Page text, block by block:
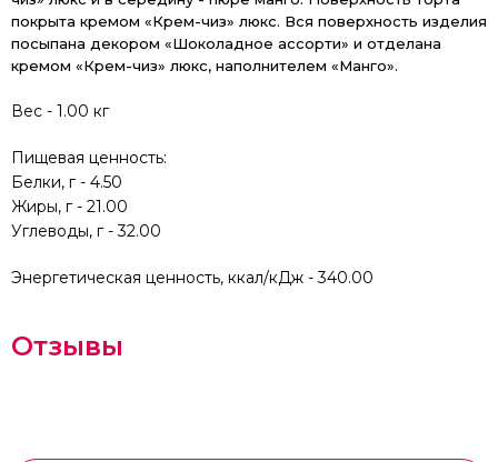
покрыта кремом «Крем-чиз» люкс. Вся поверхность изделия
посыпана декором «Шоколадное ассорти» и отделана
кремом «Крем-чиз» люкс, наполнителем «Манго».
Вес - 1.00 кг
Пищевая ценность:
Белки, г - 4.50
Жиры, г - 21.00
Углеводы, г - 32.00
Энергетическая ценность, ккал/кДж - 340.00
Отзывы